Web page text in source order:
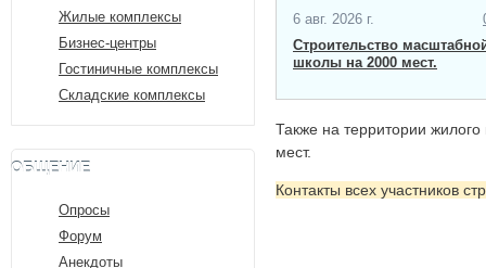
Жилые комплексы
Бизнес-центры
Гостиничные комплексы
Складские комплексы
ОБЩЕНИЕ
Опросы
Форум
Анекдоты
6 авг. 2026 г.
Строительство
школы на 2000 мест​.
Также на территории
мест.
Контакты всех участников